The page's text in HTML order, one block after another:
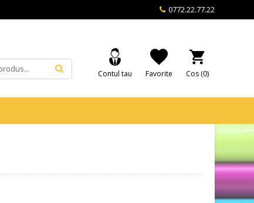
0772.22.77.22
Cos (0)
Favorite
Contul tau